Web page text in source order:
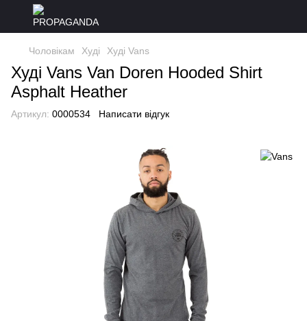
Чоловікам Худі Худі Vans
Худі Vans Van Doren Hooded Shirt
Asphalt Heather
Артикул: 0000534 Написати відгук